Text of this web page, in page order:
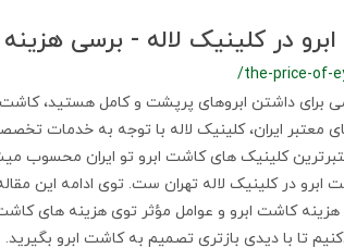
در کلینیک لاله - برسی
/the-price-of-
برای داشتن ابروهای پرپشت و کامل هستید،
معتبر ایران، کلینیک لاله با توجه به خدمات
کلینیک های کاشت ابرو تو ایران محسوب
در کلینیک لاله تهران ست. توی ادامه این
کاشت ابرو و عوامل مؤثر توی هزینه های کاشت
تا با دیدی بازتری تصمیم به کاشت ابرو بگیرید.